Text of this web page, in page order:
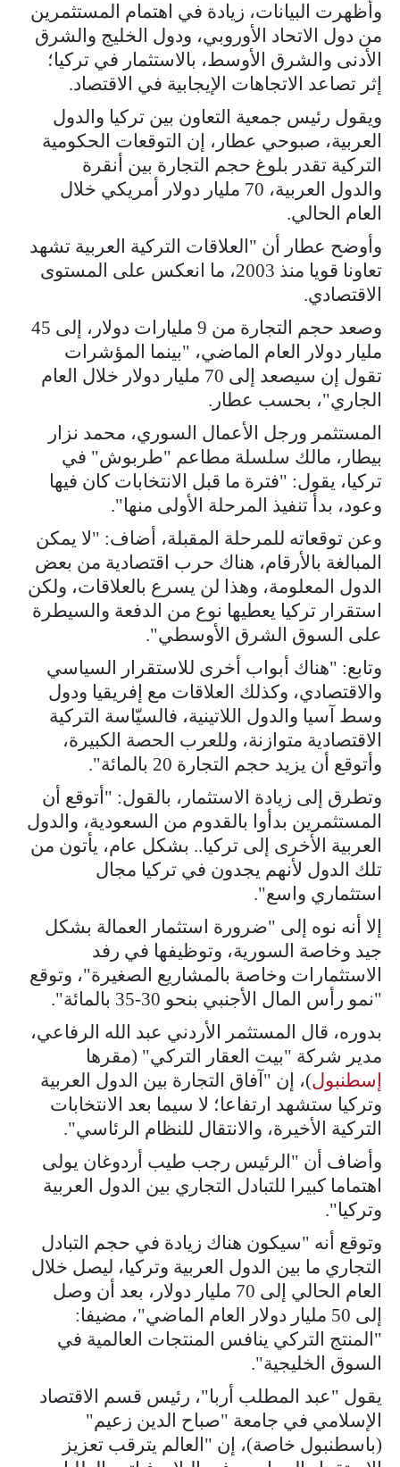
وأظهرت البيانات، زيادة في اهتمام المستثمرين
من دول الاتحاد الأوروبي، ودول الخليج والشرق
الأدنى والشرق الأوسط، بالاستثمار في تركيا؛
إثر تصاعد الاتجاهات الإيجابية في الاقتصاد.
ويقول رئيس جمعية التعاون بين تركيا والدول
العربية، صبوحي عطار، إن التوقعات الحكومية
التركية تقدر بلوغ حجم التجارة بين أنقرة
والدول العربية، 70 مليار دولار أمريكي خلال
العام الحالي.
وأوضح عطار أن "العلاقات التركية العربية تشهد
تعاونا قويا منذ 2003، ما انعكس على المستوى
الاقتصادي.
وصعد حجم التجارة من 9 مليارات دولار، إلى 45
مليار دولار العام الماضي، "بينما المؤشرات
تقول إن سيصعد إلى 70 مليار دولار خلال العام
الجاري"، بحسب عطار.
المستثمر ورجل الأعمال السوري، محمد نزار
بيطار، مالك سلسلة مطاعم "طربوش" في
تركيا، يقول: "فترة ما قبل الانتخابات كان فيها
وعود، بدأ تنفيذ المرحلة الأولى منها".
وعن توقعاته للمرحلة المقبلة، أضاف: "لا يمكن
المبالغة بالأرقام، هناك حرب اقتصادية من بعض
الدول المعلومة، وهذا لن يسرع بالعلاقات، ولكن
استقرار تركيا يعطيها نوع من الدفعة والسيطرة
على السوق الشرق الأوسطي".
وتابع: "هناك أبواب أخرى للاستقرار السياسي
والاقتصادي، وكذلك العلاقات مع إفريقيا ودول
وسط آسيا والدول اللاتينية، فالسيّاسة التركية
الاقتصادية متوازنة، وللعرب الحصة الكبيرة،
وأتوقع أن يزيد حجم التجارة 20 بالمائة".
وتطرق إلى زيادة الاستثمار، بالقول: "أتوقع أن
المستثمرين بدأوا بالقدوم من السعودية، والدول
العربية الأخرى إلى تركيا.. بشكل عام، يأتون من
تلك الدول لأنهم يجدون في تركيا مجال
استثماري واسع".
إلا أنه نوه إلى "ضرورة استثمار العمالة بشكل
جيد وخاصة السورية، وتوظيفها في رفد
الاستثمارات وخاصة بالمشاريع الصغيرة"، وتوقع
"نمو رأس المال الأجنبي بنحو 30-35 بالمائة".
بدوره، قال المستثمر الأردني عبد الله الرفاعي،
مدير شركة "بيت العقار التركي" (مقرها
إسطنبول)، إن "آفاق التجارة بين الدول العربية
وتركيا ستشهد ارتفاعا؛ لا سيما بعد الانتخابات
التركية الأخيرة، والانتقال للنظام الرئاسي".
وأضاف أن "الرئيس رجب طيب أردوغان يولى
اهتماما كبيرا للتبادل التجاري بين الدول العربية
وتركيا".
وتوقع أنه "سيكون هناك زيادة في حجم التبادل
التجاري ما بين الدول العربية وتركيا، ليصل خلال
العام الحالي إلى 70 مليار دولار، بعد أن وصل
إلى 50 مليار دولار العام الماضي"، مضيفا:
"المنتج التركي ينافس المنتجات العالمية في
السوق الخليجية".
يقول "عبد المطلب أربا"، رئيس قسم الاقتصاد
الإسلامي في جامعة "صباح الدين زعيم"
(باسطنبول خاصة)، إن "العالم يترقب تعزيز